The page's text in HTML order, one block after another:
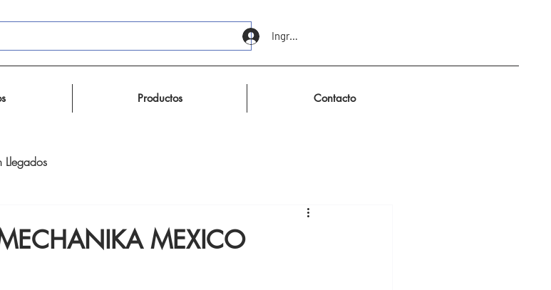
Ingresar
Productos Contacto
Llegados
MEXICO